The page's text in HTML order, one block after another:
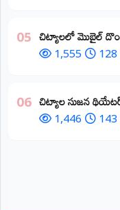
05 చిట్యాలలో మొబైల్
1,555 128
06 చిట్యాల సుజన
1,446 143